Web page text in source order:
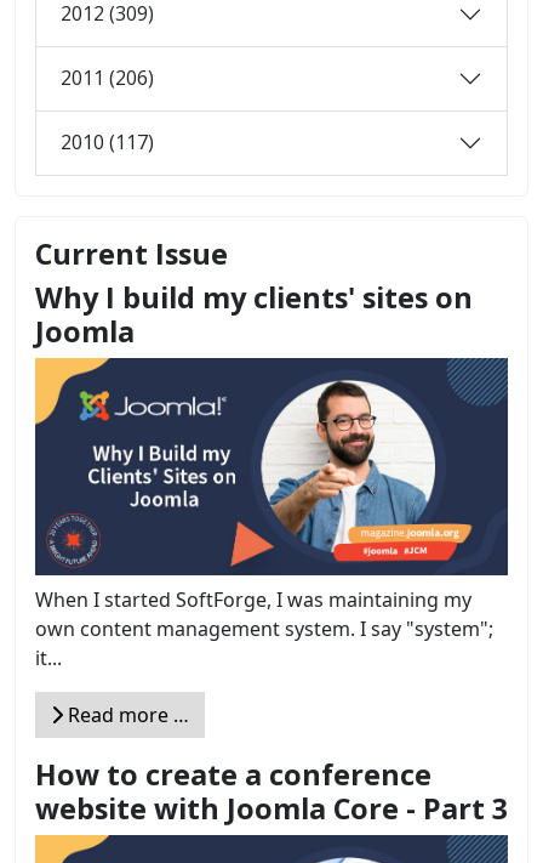
2012 (309)
2011 (206)
2010 (117)
Current Issue
Why I build my clients' sites on
Joomla
When I started SoftForge, I was maintaining my
own content management system. I say "system";
it...
Read more …
How to create a conference
website with Joomla Core - Part 3